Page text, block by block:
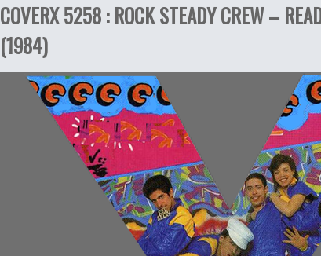
COVERX 5258 : ROCK STEADY CREW –
(1984)